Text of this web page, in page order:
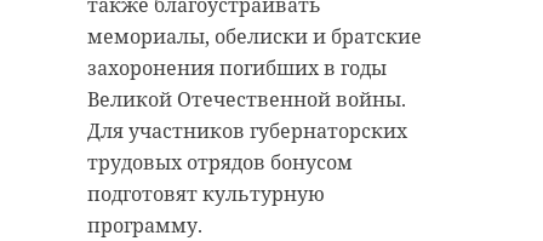
мемориалы, обелиски и братские
захоронения погибших в годы
Великой Отечественной войны.
Для участников губернаторских
трудовых отрядов бонусом
подготовят культурную
программу.